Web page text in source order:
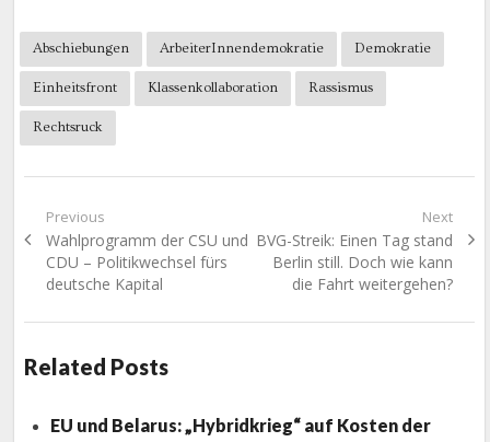
Abschiebungen ArbeiterInnendemokratie Demokratie
Einheitsfront Klassenkollaboration Rassismus
Rechtsruck
Beitragsnavigation
Previous
Previous
post:
Wahlprogramm der CSU und
CDU – Politikwechsel fürs
deutsche Kapital
Next
Next
post:
BVG-Streik: Einen Tag stand
Berlin still. Doch wie kann
die Fahrt weitergehen?
Related Posts
EU und Belarus: „Hybridkrieg“ auf Kosten der